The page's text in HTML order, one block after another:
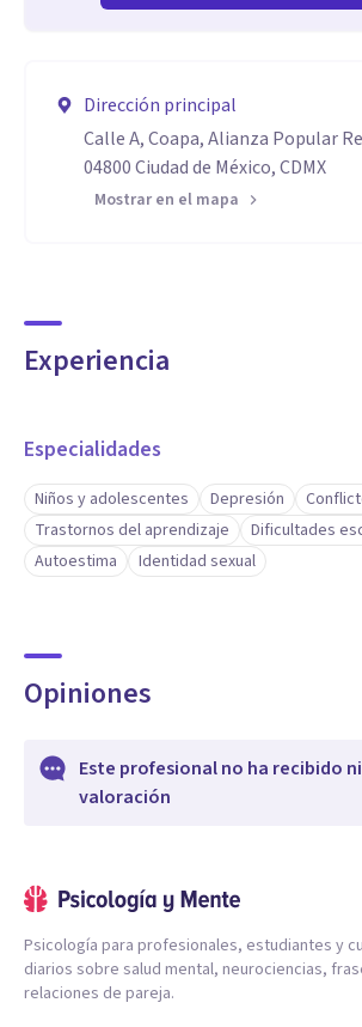
Dirección principal
Calle A, Coapa, Alianza Popular
04800 Ciudad de México, CDMX
Mostrar en el mapa
Experiencia
Especialidades
Niños y adolescentes Depresión
Trastornos del aprendizaje
Dificultades
Autoestima
Identidad sexual
Opiniones
Este profesional no ha recibido
valoración
Psicología para profesionales, estudiantes y
diarios sobre salud mental, neurociencias,
relaciones de pareja.